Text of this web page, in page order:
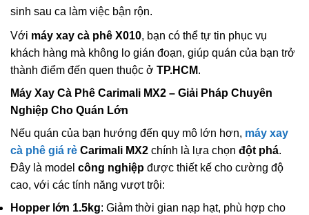
sinh sau ca làm việc bận rộn.
Với máy xay cà phê X010, bạn có thể tự tin phục vụ
khách hàng mà không lo gián đoạn, giúp quán của bạn trở
thành điểm đến quen thuộc ở TP.HCM.
Máy Xay Cà Phê Carimali MX2 – Giải Pháp Chuyên
Nghiệp Cho Quán Lớn
Nếu quán của bạn hướng đến quy mô lớn hơn, máy xay
cà phê giá rẻ Carimali MX2 chính là lựa chọn đột phá.
Đây là model công nghiệp được thiết kế cho cường độ
cao, với các tính năng vượt trội:
Hopper lớn 1.5kg: Giảm thời gian nạp hạt, phù hợp cho